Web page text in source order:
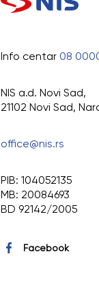
Info centar 08
NIS a.d. Novi Sad,
21102 Novi Sad,
office@nis.rs
PIB: 104052135
MB: 20084693
BD 92142/2005
Facebook